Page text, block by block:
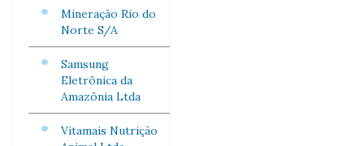
Mineração Rio do
Norte S/A
Samsung
Eletrônica da
Amazônia Ltda
Vitamais Nutrição